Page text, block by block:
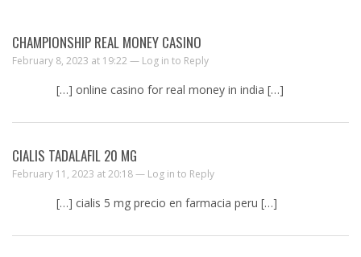
CHAMPIONSHIP REAL MONEY CASINO
February 8, 2023 at 19:22 — Log in to Reply
[…] online casino for real money in india […]
CIALIS TADALAFIL 20 MG
February 11, 2023 at 20:18 — Log in to Reply
[…] cialis 5 mg precio en farmacia peru […]